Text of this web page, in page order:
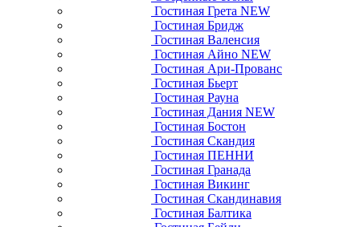
Гостиная Грета NEW
Гостиная Бридж
Гостиная Валенсия
Гостиная Айно NEW
Гостиная Ари-Прованс
Гостиная Бьерт
Гостиная Рауна
Гостиная Дания NEW
Гостиная Бостон
Гостиная Скандия
Гостиная ПЕННИ
Гостиная Гранада
Гостиная Викинг
Гостиная Скандинавия
Гостиная Балтика